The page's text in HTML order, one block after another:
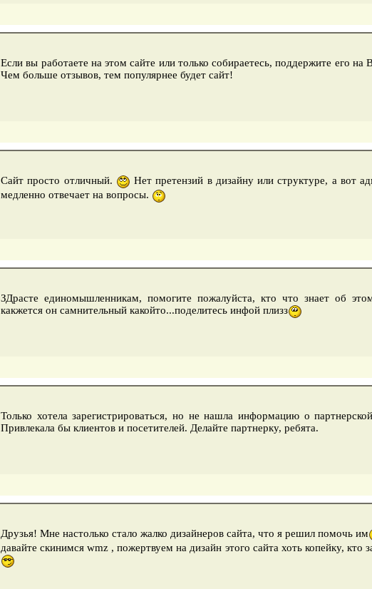
Если вы работаете на этом сайте или только собираетесь, поддержите его на
Чем больше отзывов, тем популярнее будет сайт!
Сайт просто отличный.
Нет претензий в дизайну или структуре, а вот
медленно отвечает на вопросы.
ЗДрасте единомышленникам, помогите пожалуйста, кто что знает об
какжется он самнительный какойто...поделитесь инфой плизз
Только хотела зарегистрироваться, но не нашла информацию о
Привлекала бы клиентов и посетителей. Делайте партнерку, ребята.
Друзья! Мне настолько стало жалко дизайнеров сайта, что я решил помочь им
давайте скинимся wmz , пожертвуем на дизайн этого сайта хоть копейку, кто